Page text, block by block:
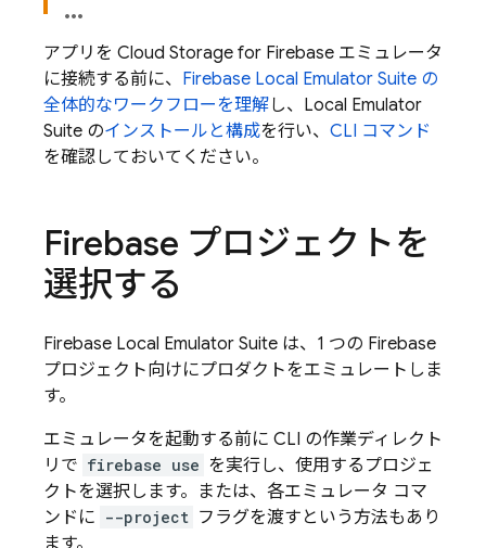
アプリを Cloud Storage for Firebase エミュレータ
に接続する前に、 Firebase Local Emulator Suite の
全体的なワークフローを理解し、 Local Emulator
Suite のインストールと構成を行い、 CLI コマンド
を確認しておいてください。
Firebase プロジェクトを
選択する
Firebase Local Emulator Suite は、1 つの Firebase
プロジェクト向けにプロダクトをエミュレートしま
す。
エミュレータを起動する前に CLI の作業ディレクト
リで firebase use を実行し、使用するプロジェ
クトを選択します。または、各エミュレータ コマ
ンドに --project フラグを渡すという方法もあり
ます。